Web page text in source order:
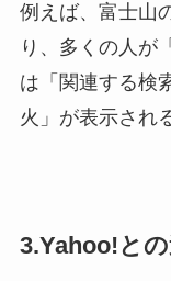
例えば、富士山
り、多くの人
は「関連する検
火」が表示され
3.Yahoo!と